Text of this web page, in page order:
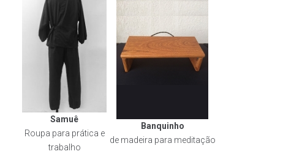
Samuê
Roupa para prática e
trabalho
Banquinho
de madeira para meditação